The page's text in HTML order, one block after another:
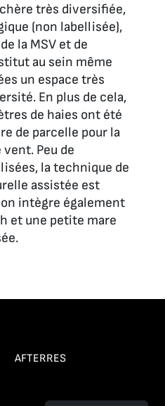
très diversifiée,
(non labellisée),
la MSV et de
au sein même
un espace très
En plus de cela,
de haies ont été
de parcelle pour la
Peu de
la technique de
assistée est
intègre également
et une petite mare
AFTERRES